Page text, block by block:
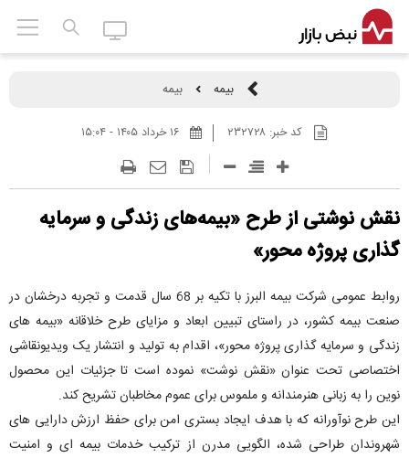
بیمه بیمه
کد خبر: ۲۳۲۷۲۸
نقش نوشتی از طرح «بیمه‌های زندگی و سرمایه
گذاری پروژه محور»
روابط عمومی شرکت بیمه البرز با تکیه بر 68 سال قدمت و تجربه درخشان در
صنعت بیمه کشور، در راستای تبیین ابعاد و مزایای طرح خلاقانه «بیمه های
زندگی و سرمایه گذاری پروژه محور»، اقدام به تولید و انتشار یک ویدیونقاشی
اختصاصی تحت عنوان «نقش نوشت» نموده است تا جزئیات این محصول
نوین را به زبانی هنرمندانه و ملموس برای عموم مخاطبان تشریح کند.
این طرح نوآورانه که با هدف ایجاد بستری امن برای حفظ ارزش دارایی های
شهروندان طراحی شده، الگویی مدرن از ترکیب خدمات بیمه ای و امنیت